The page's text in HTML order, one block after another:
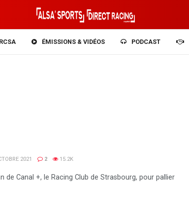
ÉMISSIONS & VIDÉOS PODCAST
2021 2 15.2K
Canal +, le Racing Club de Strasbourg, pour pallier